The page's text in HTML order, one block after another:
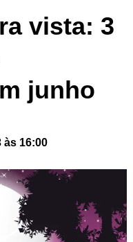
vista: 3
junho
às 16:00